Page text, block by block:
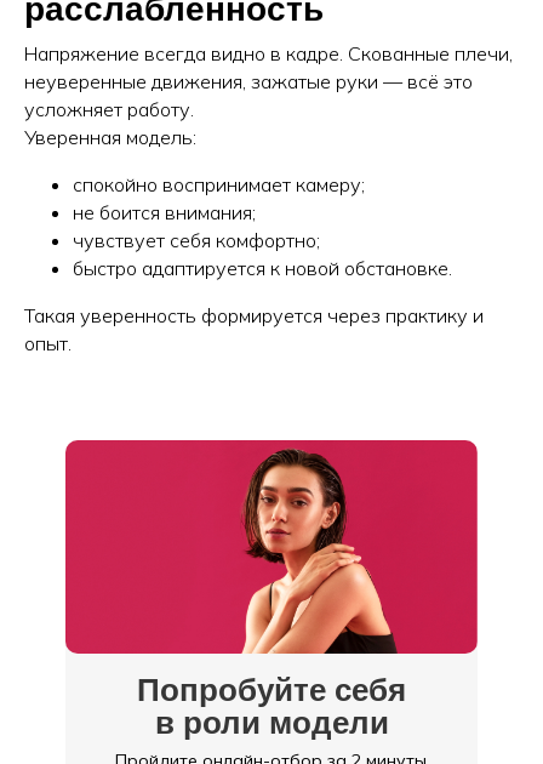
расслабленность
Напряжение всегда видно в кадре. Скованные плечи,
неуверенные движения, зажатые руки — всё это
усложняет работу.
Уверенная модель:
спокойно воспринимает камеру;
не боится внимания;
чувствует себя комфортно;
быстро адаптируется к новой обстановке.
Такая уверенность формируется через практику и
опыт.
Попробуйте себя
в роли модели